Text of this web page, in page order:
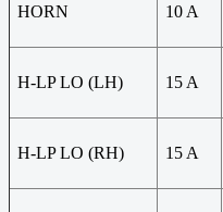
HORN 10 A
H-LP LO (LH) 15 A
H-LP LO (RH) 15 A